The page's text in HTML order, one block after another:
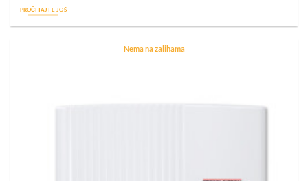
PROČITAJTE JOŠ
Nema na zalihama